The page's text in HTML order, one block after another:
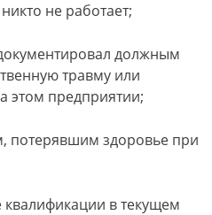
не работает;
должным
травму или
этом предприятии;
потерявшим здоровье при
в текущем